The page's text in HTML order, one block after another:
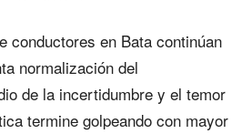
conductores en Bata continúan
normalización del
de la incertidumbre y el temor
termine golpeando con mayor